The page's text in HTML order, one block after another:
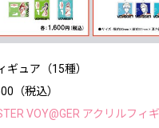
ギュア（15種）
（税込）
VOY@GER アクリルフ